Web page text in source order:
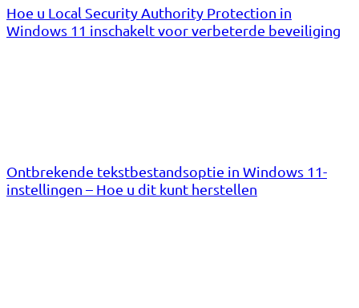
Hoe u Local Security Authority Protection in
Windows 11 inschakelt voor verbeterde beveiliging
Ontbrekende tekstbestandsoptie in Windows 11-
instellingen – Hoe u dit kunt herstellen